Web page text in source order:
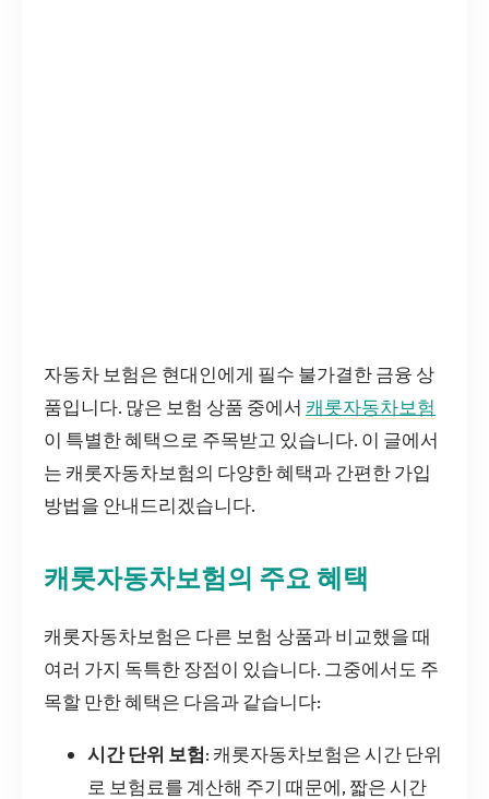
자동차 보험은 현대인에게 필수 불가결한 금융 상
품입니다. 많은 보험 상품 중에서 캐롯자동차보험
이 특별한 혜택으로 주목받고 있습니다. 이 글에서
는 캐롯자동차보험의 다양한 혜택과 간편한 가입
방법을 안내드리겠습니다.
캐롯자동차보험의 주요 혜택
캐롯자동차보험은 다른 보험 상품과 비교했을 때
여러 가지 독특한 장점이 있습니다. 그중에서도 주
목할 만한 혜택은 다음과 같습니다:
시간 단위 보험: 캐롯자동차보험은 시간 단위
로 보험료를 계산해 주기 때문에, 짧은 시간